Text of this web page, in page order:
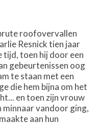
roofovervallen
Resnick tien jaar
tijd, toen hij door een
gebeurtenissen oog
te staan met een
die hem bijna om het
en toen zijn vrouw
minnaar vandoor ging,
aan hun